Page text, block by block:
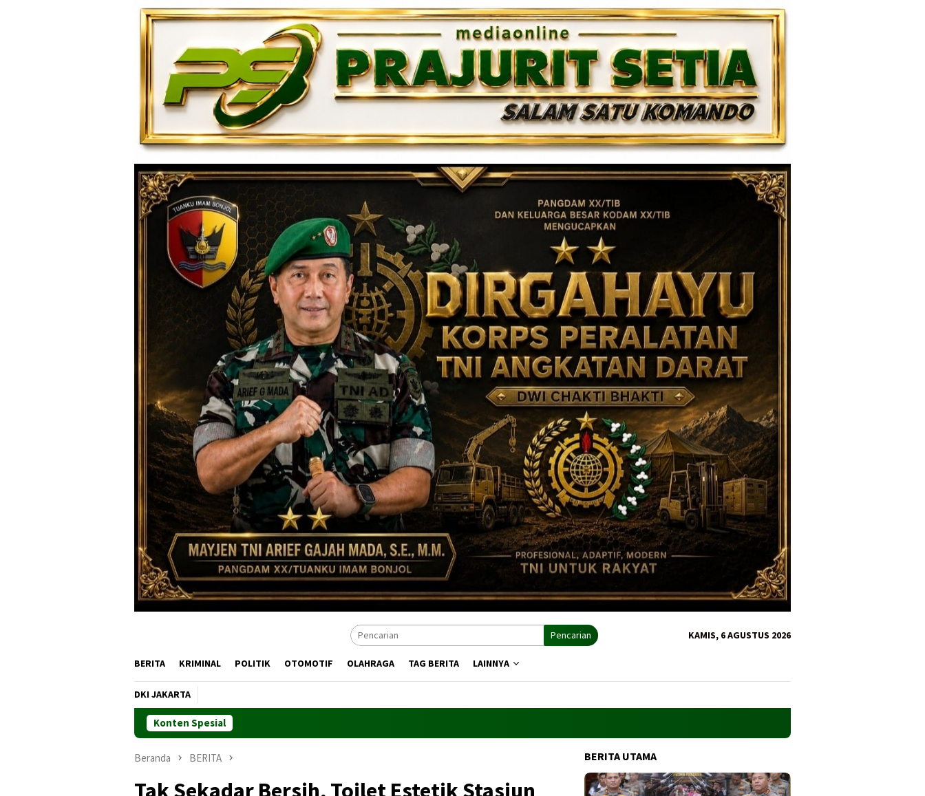
Pencarian KAMIS, 6 AGUSTUS 2026
BERITA KRIMINAL POLITIK OTOMOTIF OLAHRAGA TAG BERITA LAINNYA
DKI JAKARTA
Konten Spesial
Beranda BERITA
Tak Sekadar Bersih, Toilet Estetik Stasiun
BERITA UTAMA